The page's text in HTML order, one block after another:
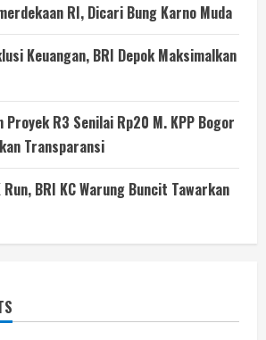
RI, Dicari Bung Karno Muda
Keuangan, BRI Depok Maksimalkan
R3 Senilai Rp20 M. KPP Bogor
Transparansi
BRI KC Warung Buncit Tawarkan